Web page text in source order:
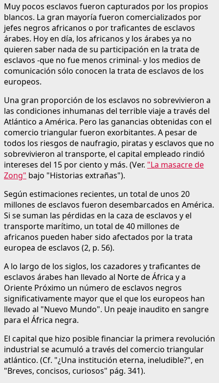
Muy pocos esclavos fueron capturados por los propios
blancos. La gran mayoría fueron comercializados por
jefes negros africanos o por traficantes de esclavos
árabes. Hoy en día, los africanos y los árabes ya no
quieren saber nada de su participación en la trata de
esclavos -que no fue menos criminal- y los medios de
comunicación sólo conocen la trata de esclavos de los
europeos.
Una gran proporción de los esclavos no sobrevivieron a
las condiciones inhumanas del terrible viaje a través del
Atlántico a América. Pero las ganancias obtenidas con el
comercio triangular fueron exorbitantes. A pesar de
todos los riesgos de naufragio, piratas y esclavos que no
sobrevivieron al transporte, el capital empleado rindió
intereses del 15 por ciento y más. (Ver. "La masacre de
Zong" bajo "Historias extrañas").
Según estimaciones recientes, un total de unos 20
millones de esclavos fueron desembarcados en América.
Si se suman las pérdidas en la caza de esclavos y el
transporte marítimo, un total de 40 millones de
africanos pueden haber sido afectados por la trata
europea de esclavos (2, p. 56).
A lo largo de los siglos, los cazadores y traficantes de
esclavos árabes han llevado al Norte de África y a
Oriente Próximo un número de esclavos negros
significativamente mayor que el que los europeos han
llevado al "Nuevo Mundo". Un peaje inaudito en sangre
para el África negra.
El capital que hizo posible financiar la primera revolución
industrial se acumuló a través del comercio triangular
atlántico. (Cf. "¿Una institución eterna, ineludible?", en
"Breves, concisos, curiosos" pág. 341).